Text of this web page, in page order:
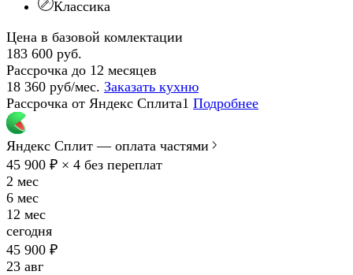
Классика
Цена в базовой комлектации
183 600 руб.
Рассрочка до 12 месяцев
18 360 руб/мес. Заказать кухню
Рассрочка от Яндекс Сплита1 Подробнее
Яндекс Сплит — оплата частями
45 900 ₽ × 4 без переплат
2 мес
6 мес
12 мес
сегодня
45 900 ₽
23 авг